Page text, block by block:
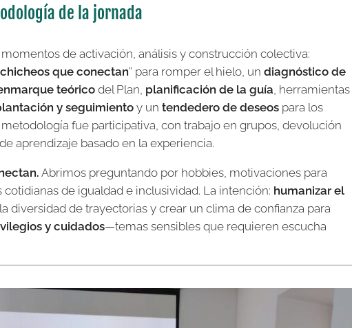
de la jornada
de activación, análisis y construcción colectiva:
que conectan” para romper el hielo, un diagnóstico de
teóricodel Plan, planificación de la guía, herramientas
y seguimiento y un tendedero de deseos para los
fue participativa, con trabajo en grupos, devolución
aprendizaje basado en la experiencia.
Abrimos preguntando por hobbies, motivaciones para
cotidianas de igualdad e inclusividad. La intención: humanizar el
diversidad de trayectorias y crear un clima de confianza para
y cuidados—temas sensibles que requieren escucha